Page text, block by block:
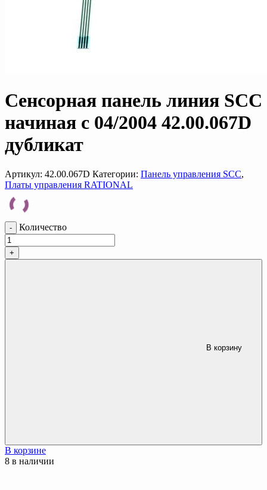
Сенсорная панель линия SCC
начиная с 04/2004 42.00.067D
дубликат
Артикул: 42.00.067D Категории: Панель управления SCC,
Платы управления RATIONAL
- Количество
+
В корзине
8 в наличии